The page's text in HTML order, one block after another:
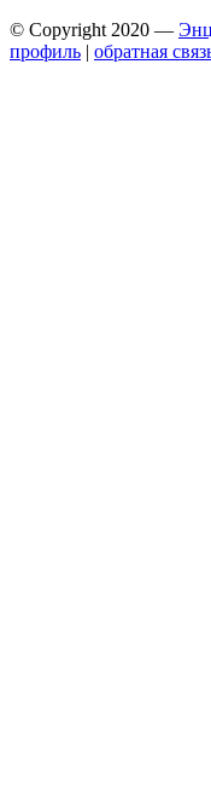
© Copyright 2020 —
профиль | обратная